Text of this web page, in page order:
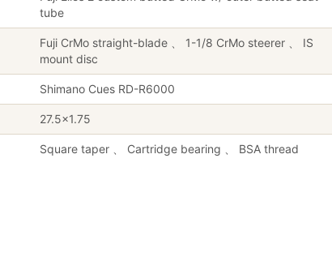
tube
Fuji CrMo straight-blade 、 1-1/8 CrMo steerer 、 IS
mount disc
Shimano Cues RD-R6000
27.5×1.75
Square taper 、 Cartridge bearing 、 BSA thread